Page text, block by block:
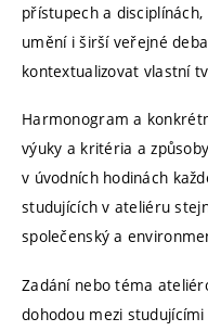
přístupech a
umění i širší veřejné
kontextualizovat vlastní
Harmonogram a
výuky a kritéria a
v úvodních hodinách
studujících v ateliéru
společenský a
Zadání nebo téma
dohodou mezi